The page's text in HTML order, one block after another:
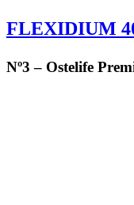
FLEXIDIUM
Nº3 – Ostelife